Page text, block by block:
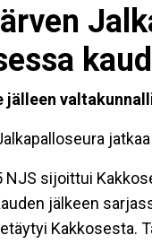
jälleen
NJS sijoittui
jälkeen
Kakkosesta.